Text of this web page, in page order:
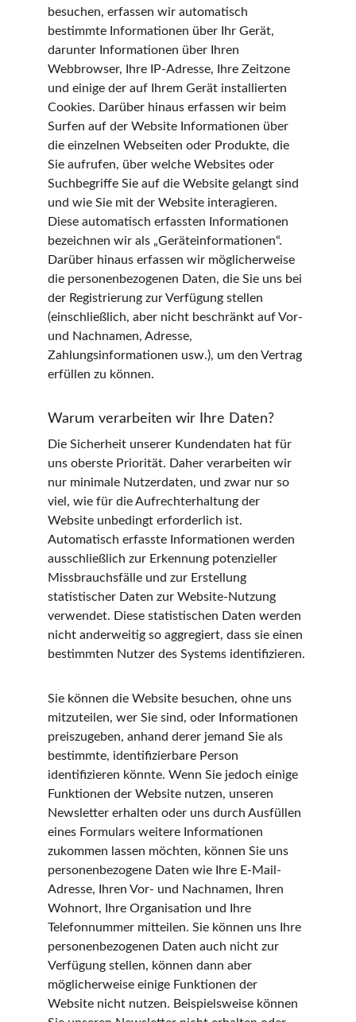
besuchen, erfassen wir automatisch
bestimmte Informationen über Ihr Gerät,
darunter Informationen über Ihren
Webbrowser, Ihre IP-Adresse, Ihre Zeitzone
und einige der auf Ihrem Gerät installierten
Cookies. Darüber hinaus erfassen wir beim
Surfen auf der Website Informationen über
die einzelnen Webseiten oder Produkte, die
Sie aufrufen, über welche Websites oder
Suchbegriffe Sie auf die Website gelangt sind
und wie Sie mit der Website interagieren.
Diese automatisch erfassten Informationen
bezeichnen wir als „Geräteinformationen“.
Darüber hinaus erfassen wir möglicherweise
die personenbezogenen Daten, die Sie uns bei
der Registrierung zur Verfügung stellen
(einschließlich, aber nicht beschränkt auf Vor-
und Nachnamen, Adresse,
Zahlungsinformationen usw.), um den Vertrag
erfüllen zu können.
Warum verarbeiten wir Ihre Daten?
Die Sicherheit unserer Kundendaten hat für
uns oberste Priorität. Daher verarbeiten wir
nur minimale Nutzerdaten, und zwar nur so
viel, wie für die Aufrechterhaltung der
Website unbedingt erforderlich ist.
Automatisch erfasste Informationen werden
ausschließlich zur Erkennung potenzieller
Missbrauchsfälle und zur Erstellung
statistischer Daten zur Website-Nutzung
verwendet. Diese statistischen Daten werden
nicht anderweitig so aggregiert, dass sie einen
bestimmten Nutzer des Systems identifizieren.
Sie können die Website besuchen, ohne uns
mitzuteilen, wer Sie sind, oder Informationen
preiszugeben, anhand derer jemand Sie als
bestimmte, identifizierbare Person
identifizieren könnte. Wenn Sie jedoch einige
Funktionen der Website nutzen, unseren
Newsletter erhalten oder uns durch Ausfüllen
eines Formulars weitere Informationen
zukommen lassen möchten, können Sie uns
personenbezogene Daten wie Ihre E-Mail-
Adresse, Ihren Vor- und Nachnamen, Ihren
Wohnort, Ihre Organisation und Ihre
Telefonnummer mitteilen. Sie können uns Ihre
personenbezogenen Daten auch nicht zur
Verfügung stellen, können dann aber
möglicherweise einige Funktionen der
Website nicht nutzen. Beispielsweise können